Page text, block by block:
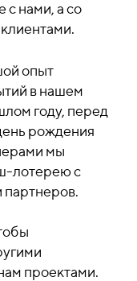
с нами, а со
опыт
в нашем
году, перед
рождения
мы
лотерею с
партнеров.
проектами.